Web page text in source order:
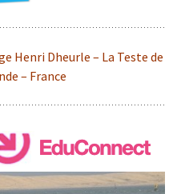
Henri Dheurle – La Teste de
– France